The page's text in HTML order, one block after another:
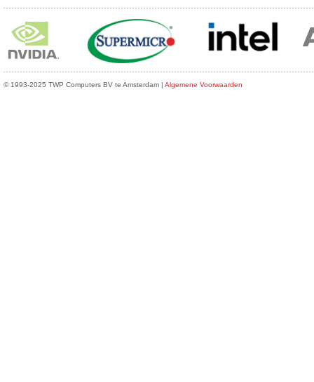
© 1993-2025 TWP Computers BV te Amsterdam | Algemene Voorwaarden